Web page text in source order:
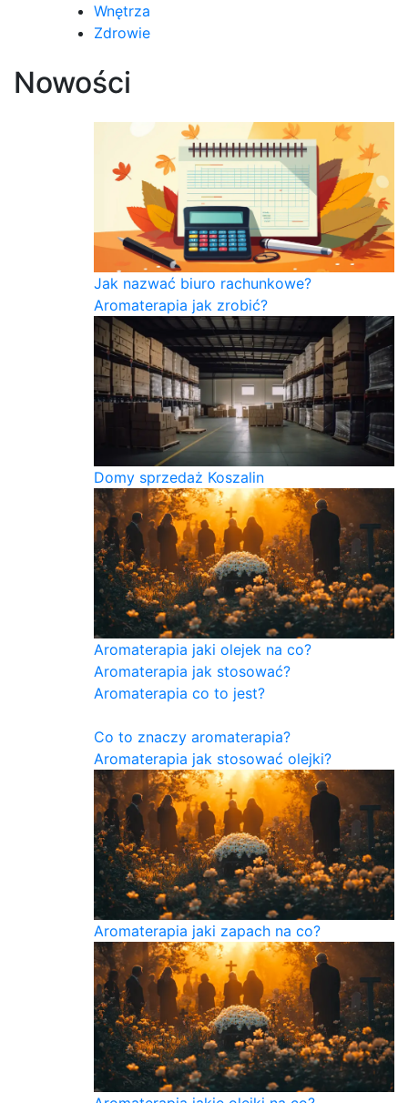
Wnętrza
Zdrowie
Nowości
Jak nazwać biuro rachunkowe?
Aromaterapia jak zrobić?
Domy sprzedaż Koszalin
Aromaterapia jaki olejek na co?
Aromaterapia jak stosować?
Aromaterapia co to jest?
Co to znaczy aromaterapia?
Aromaterapia jak stosować olejki?
Aromaterapia jaki zapach na co?